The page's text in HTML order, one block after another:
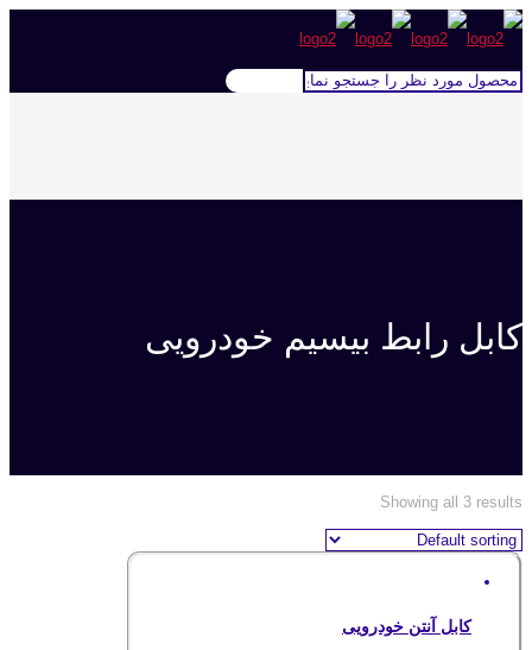
کابل رابط بیسیم خودرویی
Showing all 3 results
کابل آنتن خودرویی